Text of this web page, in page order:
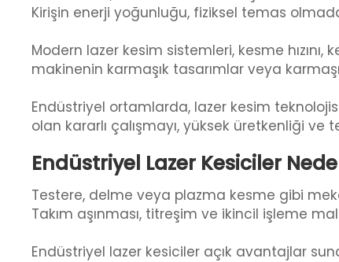
Kirişin enerji yoğunluğu, fiziksel temas
Modern lazer kesim sistemleri, kesme
makinenin karmaşık tasarımlar veya
Endüstriyel ortamlarda, lazer kesim
olan kararlı çalışmayı, yüksek üretkenliği
Endüstriyel Lazer Kesiciler
Testere, delme veya plazma kesme gibi
Takım aşınması, titreşim ve ikincil işleme
Endüstriyel lazer kesiciler açık avantajlar